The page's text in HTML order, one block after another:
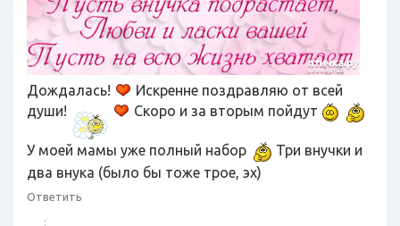
Дождалась!
Искренне поздравляю от всей
души!
Скоро и за вторым пойдут
У моей мамы уже полный набор
Три внучки и
два внука (было бы тоже трое, эх)
Ответить